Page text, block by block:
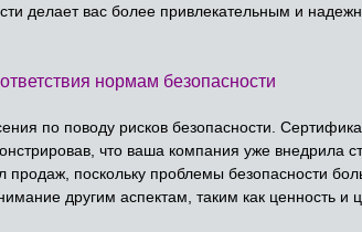
делает вас более привлекательным и
нормам безопасности
по поводу рисков безопасности.
что ваша компания уже внедрила
поскольку проблемы безопасности
другим аспектам, таким как ценность и